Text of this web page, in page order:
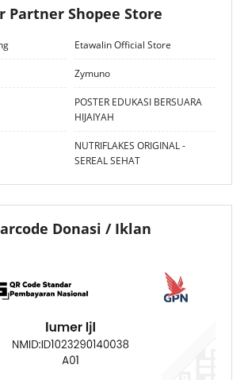
Partner Shopee Store
Etawalin Official Store
Zymuno
POSTER EDUKASI BERSUARA
HIJAIYAH
NUTRIFLAKES ORIGINAL -
SEREAL SEHAT
Donasi / Iklan